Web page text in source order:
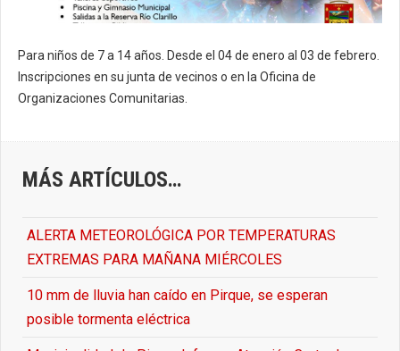
Para niños de 7 a 14 años. Desde el 04 de enero al 03 de febrero.
nscripciones en su junta de vecinos o en la Oficina de
Organizaciones Comunitarias.
MÁS ARTÍCULOS…
ALERTA METEOROLÓGICA POR TEMPERATURAS
EXTREMAS PARA MAÑANA MIÉRCOLES
10 mm de lluvia han caído en Pirque, se esperan
posible tormenta eléctrica